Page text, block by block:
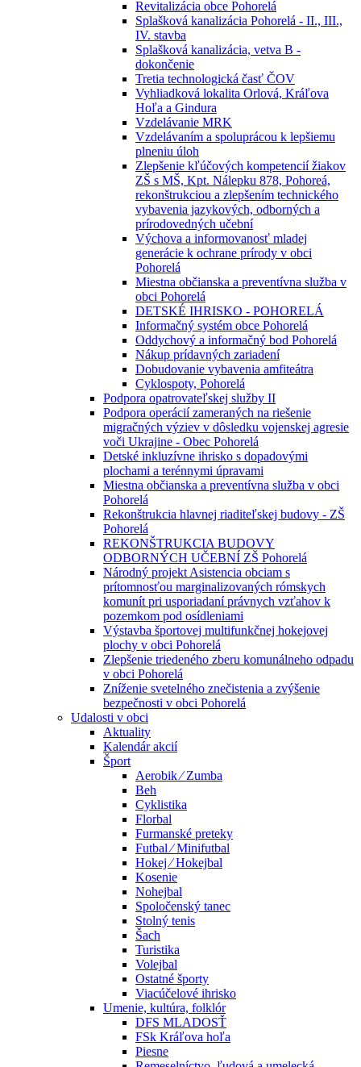
Revitalizácia obce Pohorelá
Splašková kanalizácia Pohorelá - II., III.,
IV. stavba
Splašková kanalizácia, vetva B -
dokončenie
Tretia technologická časť ČOV
Vyhliadková lokalita Orlová, Kráľova
Hoľa a Gindura
Vzdelávanie MRK
Vzdelávaním a spoluprácou k lepšiemu
plneniu úloh
Zlepšenie kľúčových kompetencií žiakov
ZŠ s MŠ, Kpt. Nálepku 878, Pohoreá,
rekonštrukciou a zlepšením technického
vybavenia jazykových, odborných a
prírodovedných učební
Výchova a informovanosť mladej
generácie k ochrane prírody v obci
Pohorelá
Miestna občianska a preventívna služba v
obci Pohorelá
DETSKÉ IHRISKO - POHORELÁ
Informačný systém obce Pohorelá
Oddychový a informačný bod Pohorelá
Nákup prídavných zariadení
Dobudovanie vybavenia amfiteátra
Cyklospoty, Pohorelá
Podpora opatrovateľskej služby II
Podpora operácií zameraných na riešenie
migračných výziev v dôsledku vojenskej agresie
voči Ukrajine - Obec Pohorelá
Detské inkluzívne ihrisko s dopadovými
plochami a terénnymi úpravami
Miestna občianska a preventívna služba v obci
Pohorelá
Rekonštrukcia hlavnej riaditeľskej budovy - ZŠ
Pohorelá
REKONŠTRUKCIA BUDOVY
ODBORNÝCH UČEBNÍ ZŠ Pohorelá
Národný projekt Asistencia obciam s
prítomnosťou marginalizovaných rómskych
komunít pri usporiadaní právnych vzťahov k
pozemkom pod osídleniami
Výstavba športovej multifunkčnej hokejovej
plochy v obci Pohorelá
Zlepšenie triedeného zberu komunálneho odpadu
v obci Pohorelá
Zníženie svetelného znečistenia a zvýšenie
bezpečnosti v obci Pohorelá
Udalosti v obci
Aktuality
Kalendár akcií
Šport
Aerobik ⁄ Zumba
Beh
Cyklistika
Florbal
Furmanské preteky
Futbal ⁄ Minifutbal
Hokej ⁄ Hokejbal
Kosenie
Nohejbal
Spoločenský tanec
Stolný tenis
Šach
Turistika
Volejbal
Ostatné športy
Viacúčelové ihrisko
Umenie, kultúra, folklór
DFS MLADOSŤ
FSk Kráľova hoľa
Piesne